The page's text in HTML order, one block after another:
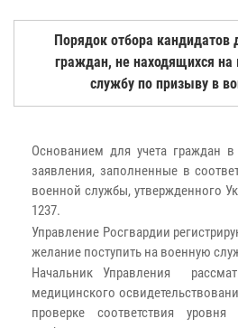
Порядок отбора кандидатов
граждан, не находящихся
службу по призыву в
Основанием для учета граждан
заявления, заполненные в
военной службы, утвержденного
1237.
Управление Росгвардии
желание поступить на военную
Начальник Управления
медицинского
проверке соответствия